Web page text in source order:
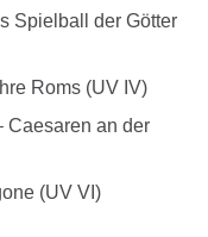
Spielball der Götter
Roms (UV IV)
Caesaren an der
(UV VI)